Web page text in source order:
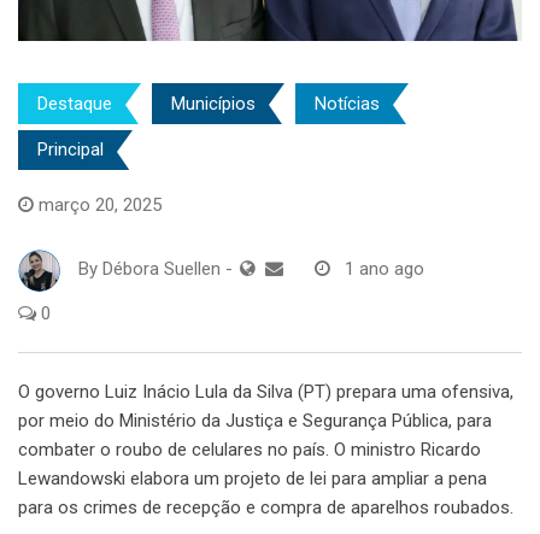
Destaque Municípios Notícias
Principal
março 20, 2025
By Débora Suellen - 1 ano ago
0
O governo Luiz Inácio Lula da Silva (PT) prepara uma ofensiva,
por meio do Ministério da Justiça e Segurança Pública, para
combater o roubo de celulares no país. O ministro Ricardo
Lewandowski elabora um projeto de lei para ampliar a pena
para os crimes de recepção e compra de aparelhos roubados.